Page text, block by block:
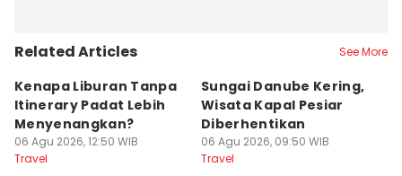
Related Articles See More
Kenapa Liburan Tanpa
Itinerary Padat Lebih
Menyenangkan?
06 Agu 2026, 12:50 WIB
Travel
Sungai Danube Kering,
Wisata Kapal Pesiar
Diberhentikan
06 Agu 2026, 09:50 WIB
Travel